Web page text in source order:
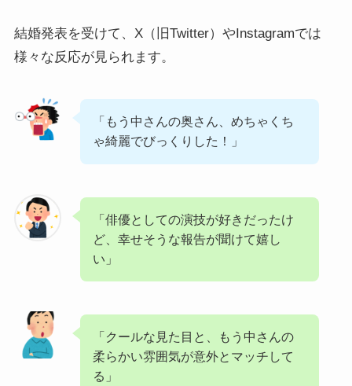
結婚発表を受けて、X（旧Twitter）やInstagramでは
様々な反応が見られます。
「もう中さんの奥さん、めちゃくち
ゃ綺麗でびっくりした！」
「俳優としての演技が好きだったけ
ど、幸せそうな報告が聞けて嬉し
い」
「クールな見た目と、もう中さんの
柔らかい雰囲気が意外とマッチして
る」